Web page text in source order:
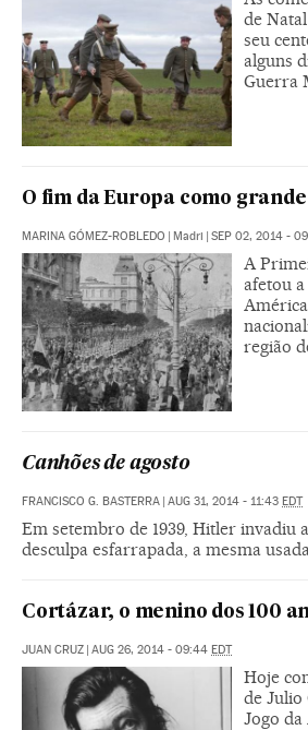
de
seu
alguns
Guerra
O fim da Europa como
MARINA GÓMEZ-ROBLEDO | Madri | SEP 02, 2014 -
A
afetou
região
Canhões de agosto
FRANCISCO G. BASTERRA | AUG 31, 2014 - 11:43 EDT
Em setembro de 1939, Hitler invadiu
desculpa esfarrapada, a mesma
Cortázar, o menino dos 100
JUAN CRUZ | AUG 26, 2014 - 09:44 EDT
Hoje
de Julio
Jogo